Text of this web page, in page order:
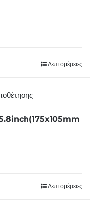
Λεπτομέρειες
Λεπτομέρειες